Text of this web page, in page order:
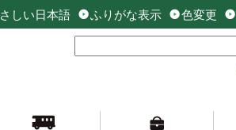
しい日本語 ふりがな表示 色変更